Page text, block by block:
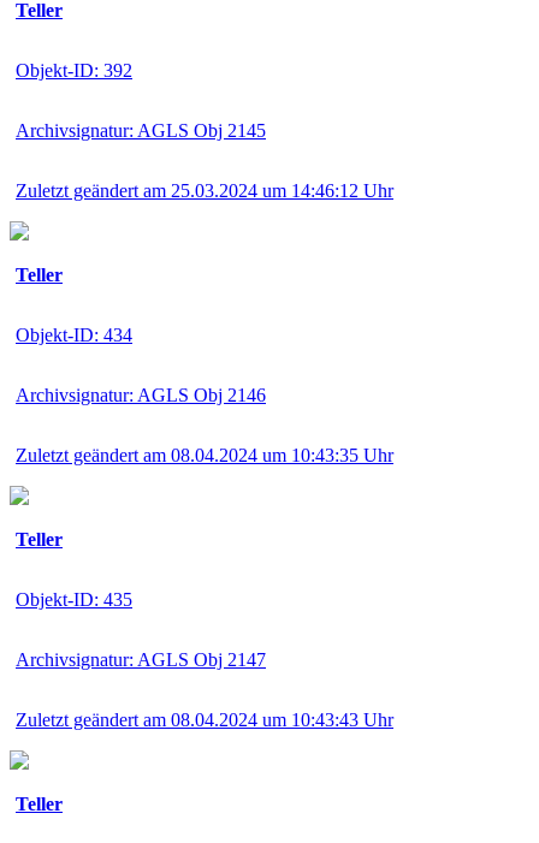
Teller
Objekt-ID: 392
Archivsignatur: AGLS Obj 2145
Zuletzt geändert am 25.03.2024 um 14:46:12 Uhr
Teller
Objekt-ID: 434
Archivsignatur: AGLS Obj 2146
Zuletzt geändert am 08.04.2024 um 10:43:35 Uhr
Teller
Objekt-ID: 435
Archivsignatur: AGLS Obj 2147
Zuletzt geändert am 08.04.2024 um 10:43:43 Uhr
Teller